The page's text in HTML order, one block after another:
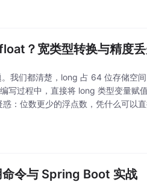
？宽类型转换与精度
我们都清楚，long 占 64 位存储空
写过程中，直接将 long 类型变量赋
：位数更少的浮点数，凭什么可以
令与 Spring Boot 实战